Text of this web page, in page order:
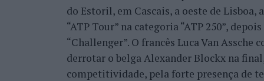
do Estoril, em Cascais, a oeste de
“ATP Tour” na categoria “ATP 250”,
“Challenger”. O francês Luca Van
derrotar o belga Alexander Blockx na
competitividade, pela forte presença de